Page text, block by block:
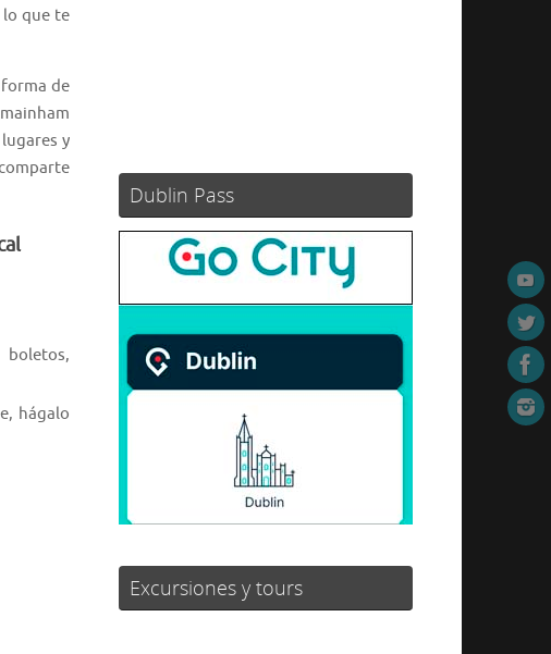
lo que te
de
y
hágalo
Dublin Pass
Excursiones y tours